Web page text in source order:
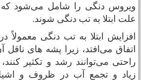
دنگی را شامل می‌شود که
ابتلا به تب دنگی شوند.
ابتلا به تب دنگی معمولاً
می‌افتد، زیرا پشه های ناقل
می‌توانند رشد و تکثیر کنند،
و تجمع آب در ظروف و اشیاء